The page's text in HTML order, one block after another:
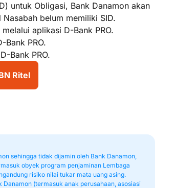
untuk Obligasi, Bank Danamon akan
belum memiliki SID.
aplikasi D-Bank PRO.
Bank PRO.
Bank PRO.
Ritel
sehingga tidak dijamin oleh Bank Danamon,
obyek program penjaminan Lembaga
risiko nilai tukar mata uang asing.
(termasuk anak perusahaan, asosiasi